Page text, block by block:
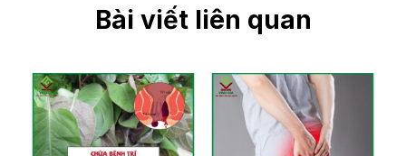
Bài viết liên quan